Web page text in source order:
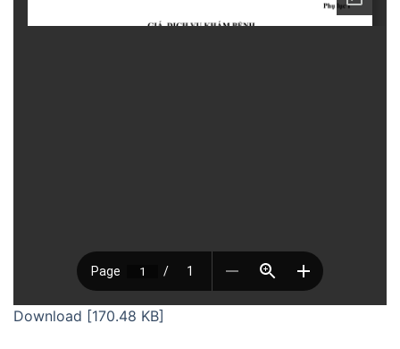
Download [170.48 KB]